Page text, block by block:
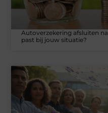
Autoverzekering afsluiten
past bij jouw situatie?